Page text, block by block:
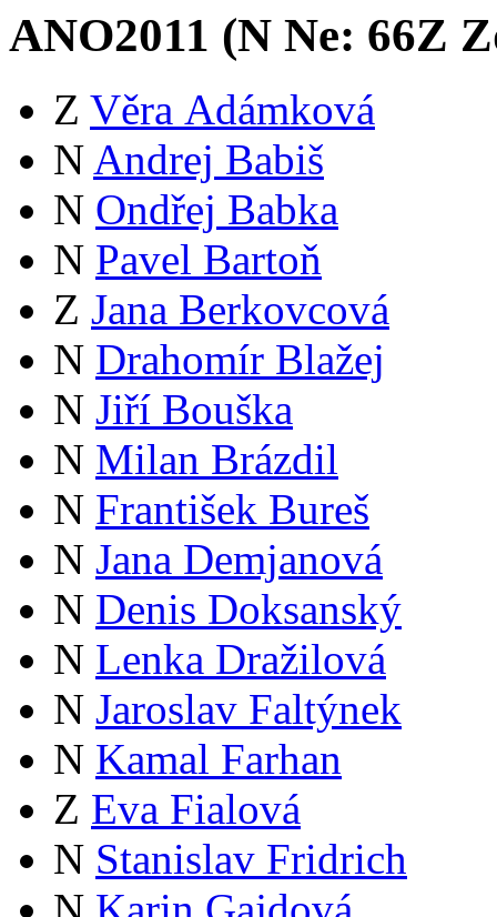
ANO2011 (N Ne: 66Z
Z Věra Adámková
N Andrej Babiš
N Ondřej Babka
N Pavel Bartoň
Z Jana Berkovcová
N Drahomír Blažej
N Jiří Bouška
N Milan Brázdil
N František Bureš
N Jana Demjanová
N Denis Doksanský
N Lenka Dražilová
N Jaroslav Faltýnek
N Kamal Farhan
Z Eva Fialová
N Stanislav Fridrich